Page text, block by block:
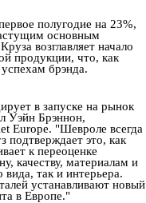
полугодие на 23%,
основным
возглавляет начало
продукции, что, как
брэнда.
в запуске на рынок
Уэйн Брэннон,
Europe. "Шевроле всегда
подтверждает это, как
к переоценке
качеству, материалам и
так и интерьера.
устанавливают новый
в Европе."